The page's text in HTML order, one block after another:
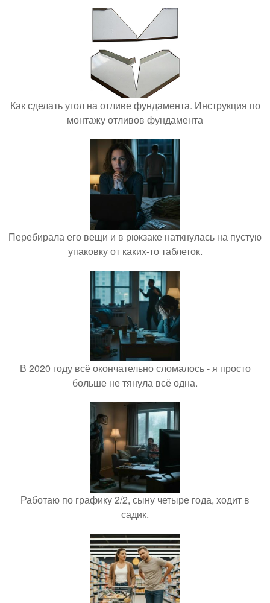
Как сделать угол на отливе фундамента. Инструкция по
монтажу отливов фундамента
Перебирала его вещи и в рюкзаке наткнулась на пустую
упаковку от каких-то таблеток.
В 2020 году всё окончательно сломалось - я просто
больше не тянула всё одна.
Работаю по графику 2/2, сыну четыре года, ходит в
садик.